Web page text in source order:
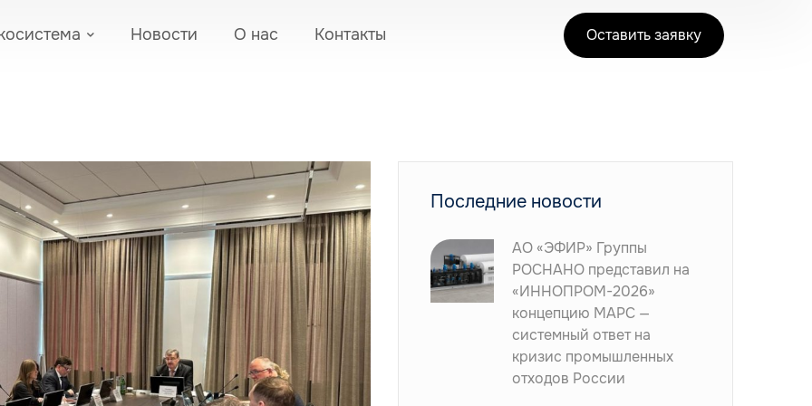
Новости О нас Контакты Оставить заявку
Последние новости
АО «ЭФИР» Группы
РОСНАНО представил на
«ИННОПРОМ-2026»
концепцию МАРС —
системный ответ на
кризис промышленных
отходов России